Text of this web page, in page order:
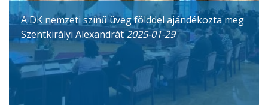
A DK nemzeti színű üveg földdel ajándékozta meg
Szentkirályi Alexandrát2025-01-29